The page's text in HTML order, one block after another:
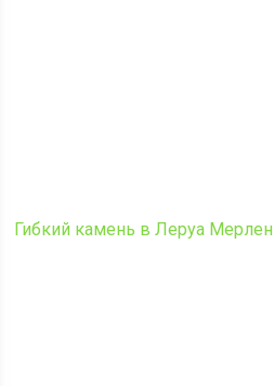
Гибкий камень в Леруа Мерлен